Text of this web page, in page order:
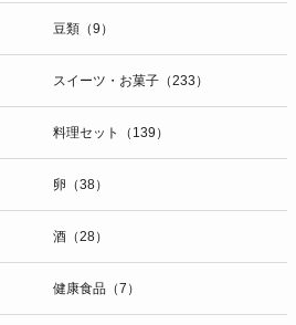
豆類（9）
スイーツ・お菓子（233）
料理セット（139）
卵（38）
酒（28）
健康食品（7）